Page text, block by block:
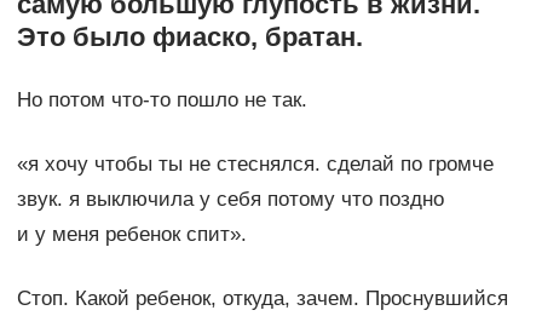
Это было фиаско, братан.
Но потом что-то пошло не так.
«я хочу чтобы ты не стеснялся. сделай по громче
звук. я выключила у себя потому что поздно
и у меня ребенок спит».
Стоп. Какой ребенок, откуда, зачем. Проснувшийся